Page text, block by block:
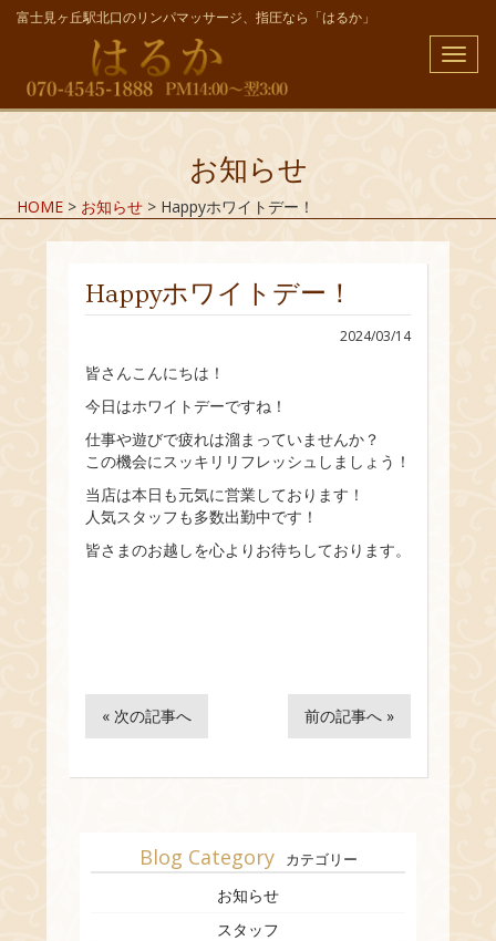
富士見ヶ丘駅北口のリンパマッサージ、指圧なら「はるか」
メ
ニ
お知らせ
HOME > お知らせ > Happyホワイトデー！
Happyホワイトデー！
2024/03/14
皆さんこんにちは！
今日はホワイトデーですね！
仕事や遊びで疲れは溜まっていませんか？
この機会にスッキリリフレッシュしましょう！
当店は本日も元気に営業しております！
人気スタッフも多数出勤中です！
皆さまのお越しを心よりお待ちしております。
« 次の記事へ 前の記事へ »
Blog Category カテゴリー
お知らせ
スタッフ